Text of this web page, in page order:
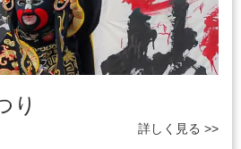
り
詳しく見る >>